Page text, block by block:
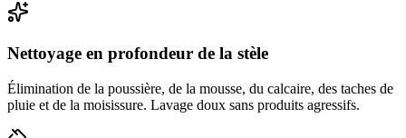
Nettoyage en profondeur de la stèle
Élimination de la poussière, de la mousse, du calcaire, des taches de
pluie et de la moisissure. Lavage doux sans produits agressifs.